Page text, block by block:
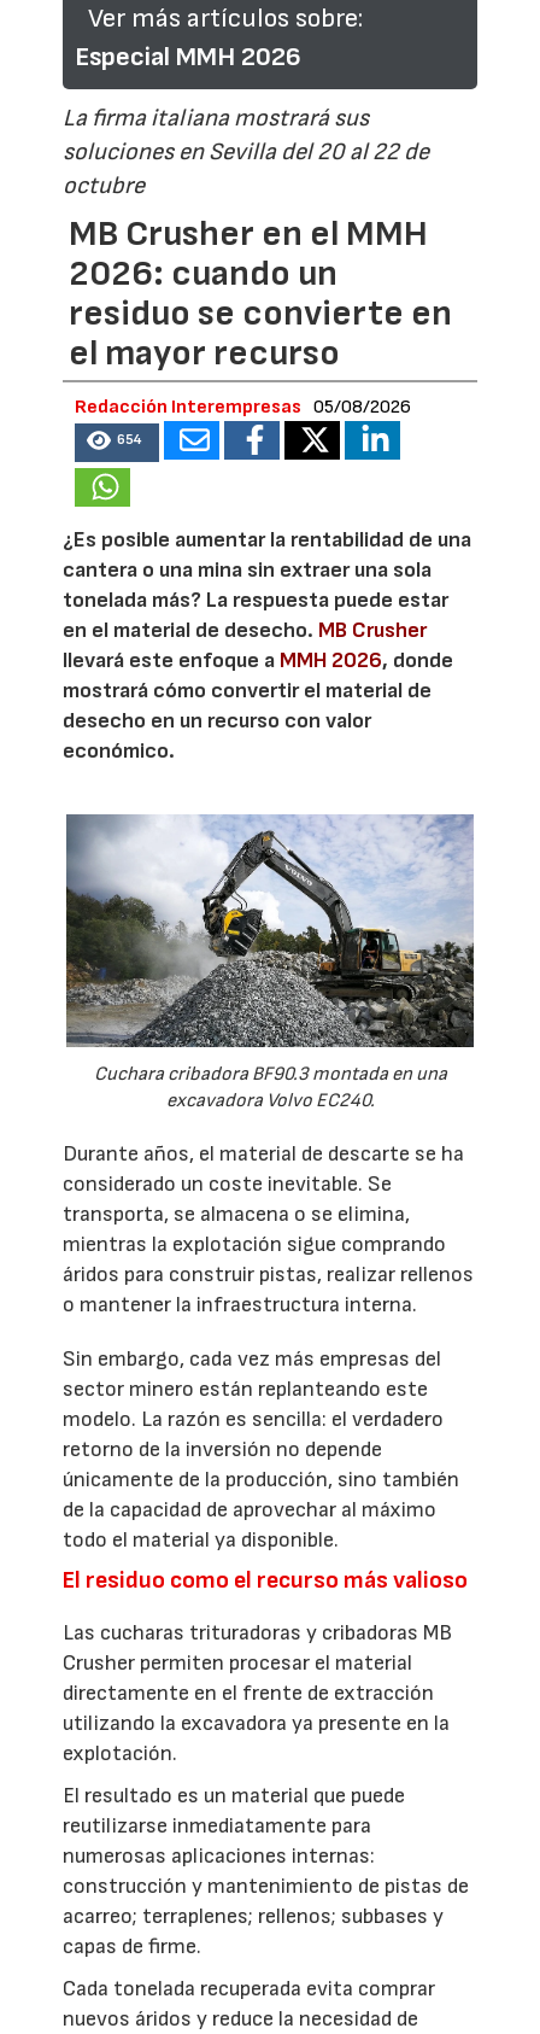
Ver más artículos sobre:
Especial MMH 2026
La firma italiana mostrará sus
soluciones en Sevilla del 20 al 22 de
octubre
MB Crusher en el MMH
2026: cuando un
residuo se convierte en
el mayor recurso
Redacción Interempresas 05/08/2026
654
¿Es posible aumentar la rentabilidad de una
cantera o una mina sin extraer una sola
tonelada más? La respuesta puede estar
en el material de desecho. MB Crusher
llevará este enfoque a MMH 2026, donde
mostrará cómo convertir el material de
desecho en un recurso con valor
económico.
Cuchara cribadora BF90.3 montada en una
excavadora Volvo EC240.
Durante años, el material de descarte se ha
considerado un coste inevitable. Se
transporta, se almacena o se elimina,
mientras la explotación sigue comprando
áridos para construir pistas, realizar rellenos
o mantener la infraestructura interna.
Sin embargo, cada vez más empresas del
sector minero están replanteando este
modelo. La razón es sencilla: el verdadero
retorno de la inversión no depende
únicamente de la producción, sino también
de la capacidad de aprovechar al máximo
todo el material ya disponible.
El residuo como el recurso más valioso
Las cucharas trituradoras y cribadoras MB
Crusher permiten procesar el material
directamente en el frente de extracción
utilizando la excavadora ya presente en la
explotación.
El resultado es un material que puede
reutilizarse inmediatamente para
numerosas aplicaciones internas:
construcción y mantenimiento de pistas de
acarreo; terraplenes; rellenos; subbases y
capas de firme.
Cada tonelada recuperada evita comprar
nuevos áridos y reduce la necesidad de